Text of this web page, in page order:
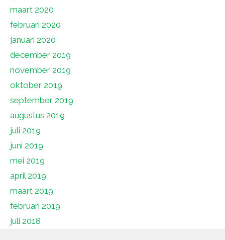
maart 2020
februari 2020
januari 2020
december 2019
november 2019
oktober 2019
september 2019
augustus 2019
juli 2019
juni 2019
mei 2019
april 2019
maart 2019
februari 2019
juli 2018